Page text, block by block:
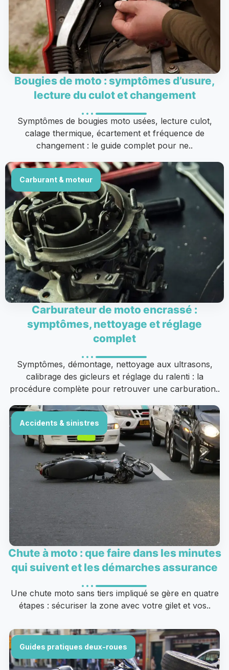
Bougies de moto : symptômes d’usure,
lecture du culot et changement
Symptômes de bougies moto usées, lecture culot,
calage thermique, écartement et fréquence de
changement : le guide complet pour ne..
Carburant & moteur
Carburateur de moto encrassé :
symptômes, nettoyage et réglage
complet
Symptômes, démontage, nettoyage aux ultrasons,
calibrage des gicleurs et réglage du ralenti : la
procédure complète pour retrouver une carburation..
Accidents & sinistres
Chute à moto : que faire dans les minutes
qui suivent et les démarches assurance
Une chute moto sans tiers impliqué se gère en quatre
étapes : sécuriser la zone avec votre gilet et vos..
Guides pratiques deux-roues